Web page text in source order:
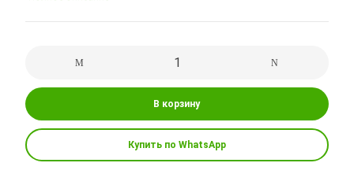
В корзину
Купить по WhatsApp